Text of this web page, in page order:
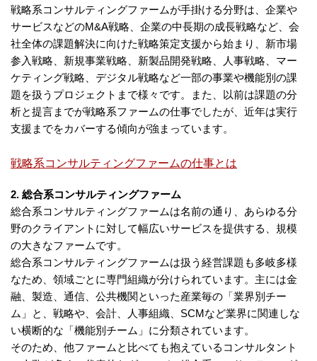
戦略系コンサルティングファームが手掛ける分野は、企業や
サービスなどのM&A戦略、企業の中長期の成長戦略など、会
社全体の課題解決に向けた戦略策定支援から始まり、新市場
参入戦略、新規事業戦略、新製品開発戦略、人事戦略、マー
ケティング戦略、デジタル戦略など一部の事業や機能別の課
題を扱うプロジェクトまで様々です。また、以前は課題の分
析と提言までが戦略系ファームの仕事でしたが、近年は実行
支援までをカバーする傾向が強まっています。
戦略系コンサルティングファームの仕事とは
2. 総合系コンサルティングファーム
総合系コンサルティングファームは名前の通り、あらゆる分
野のクライアントに対して幅広いサービスを提供する、規模
の大きなファームです。
総合系コンサルティングファームは扱う経営課題も多岐多様
なため、領域ごとに専門組織が分けられています。主には金
融、製造、通信、公共機関といった産業毎の「業界別チー
ム」と、戦略や、会計、人事組織、SCMなど業界に関連しな
い横断的な「機能別チーム」に分類されています。
そのため、他ファームと比べても抱えているコンサルタント